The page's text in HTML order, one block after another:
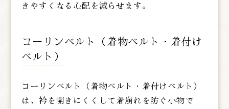
きやすくなる心配を減らせます。
コーリンベルト（着物ベルト・着付け
ベルト）
コーリンベルト（着物ベルト・着付けベルト）
は、衿を開きにくくして着崩れを防ぐ小物で